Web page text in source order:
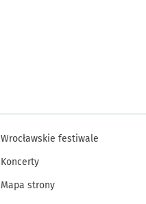
Wrocławskie festiwale
Koncerty
Mapa strony